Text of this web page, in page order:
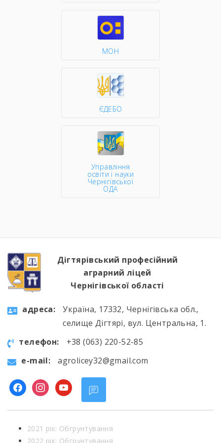
МОН
ЄДЕБО
Управління
освіти і науки
Чернігівської
ОДА
Дігтярівський професійний
аграрний ліцей
Чернігівської області
aдресa:
Україна, 17332, Чернігівська обл.,
селище Дігтярі, вул. Центральна, 1.
телефон:
+38 (063) 220-52-85
e-mail:
agrolicey32@gmail.com
facebookinstagram
youtube
2021 рік: Обгрунтування
2022 рік: Обгрунтування